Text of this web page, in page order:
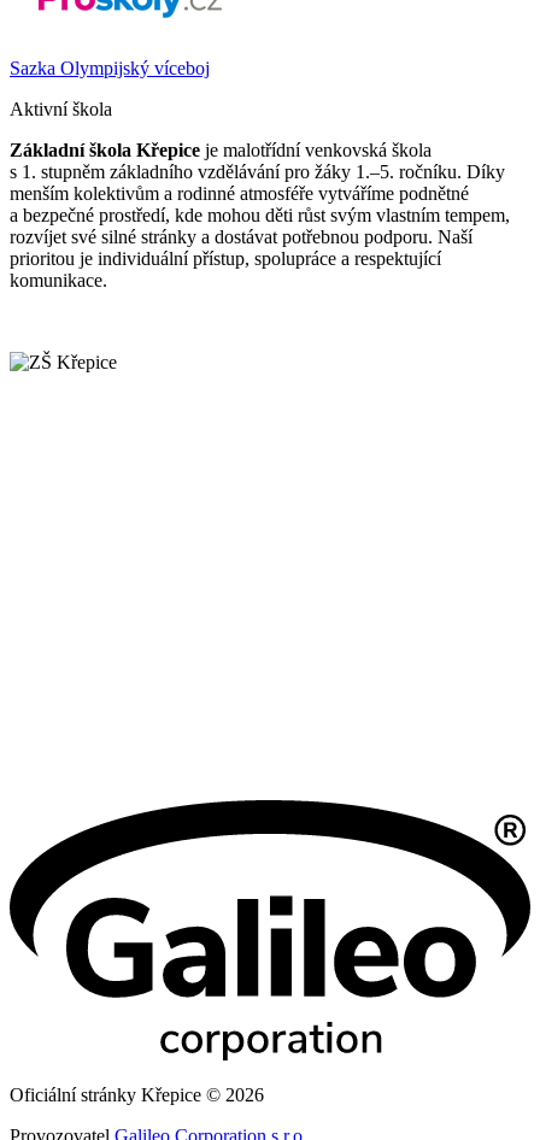
Sazka Olympijský víceboj
Aktivní škola
Základní škola Křepice je malotřídní venkovská škola
s 1. stupněm základního vzdělávání pro žáky 1.–5. ročníku. Díky
menším kolektivům a rodinné atmosféře vytváříme podnětné
a bezpečné prostředí, kde mohou děti růst svým vlastním tempem,
rozvíjet své silné stránky a dostávat potřebnou podporu. Naší
prioritou je individuální přístup, spolupráce a respektující
komunikace.
Oficiální stránky Křepice © 2026
Provozovatel Galileo Corporation s.r.o.